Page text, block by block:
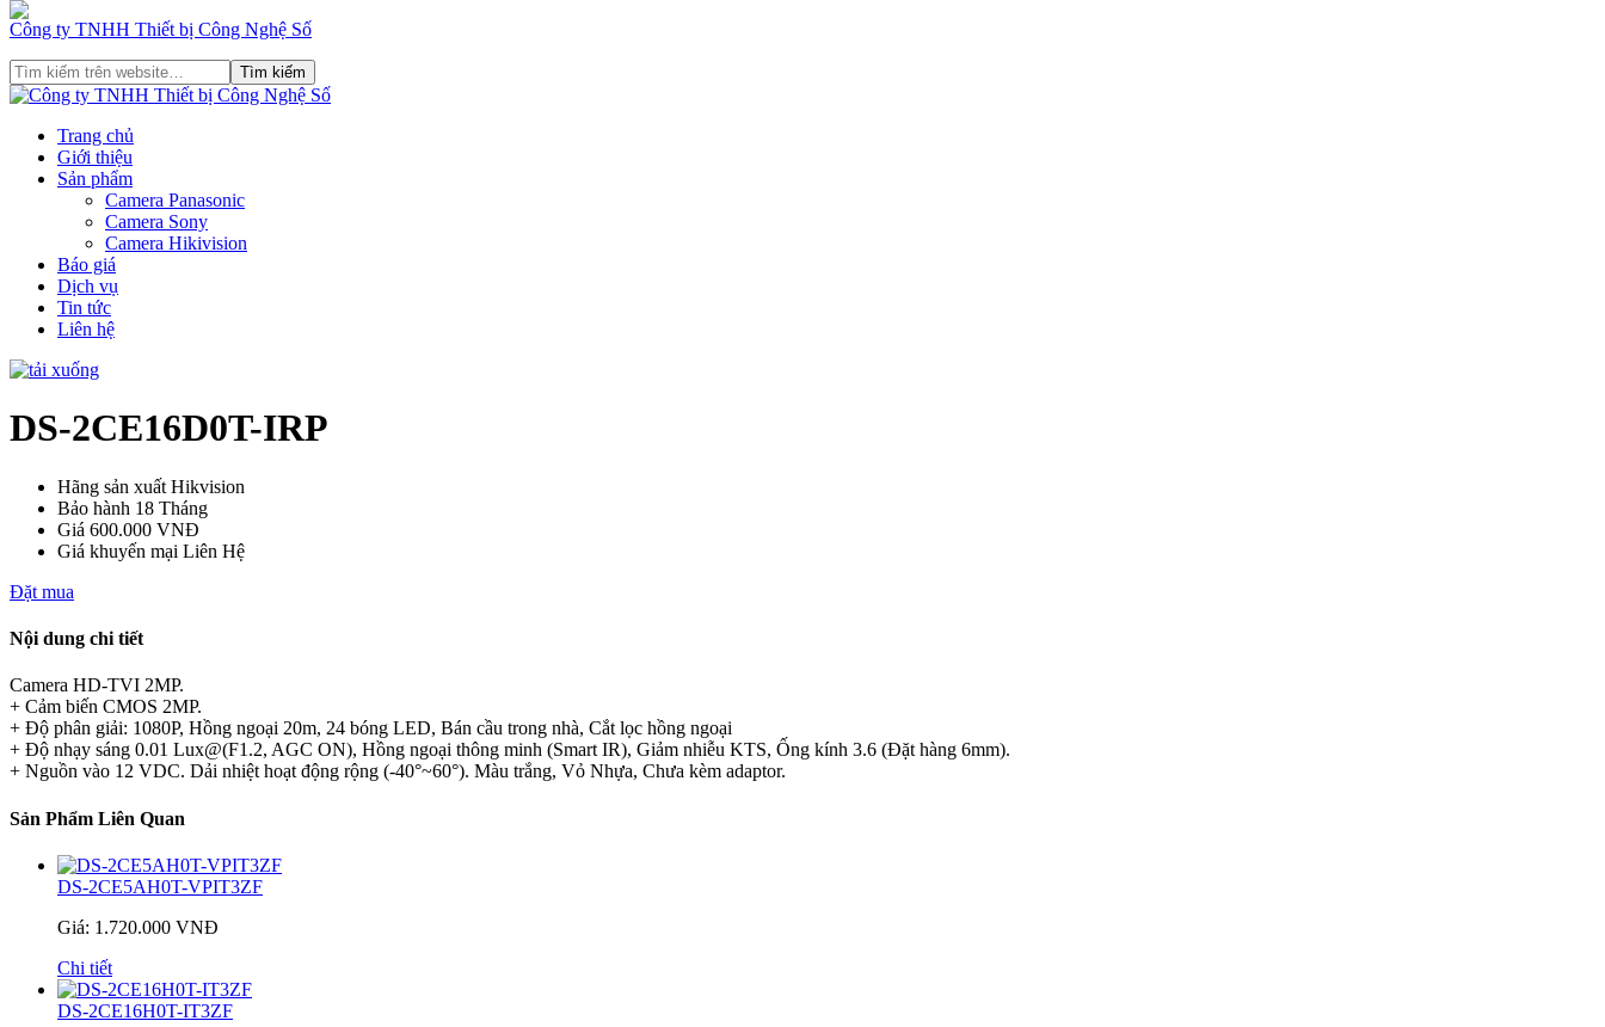
Công ty TNHH Thiết bị Công Nghệ Số
Trang chủ
Giới thiệu
Sản phẩm
Camera Panasonic
Camera Sony
Camera Hikivision
Báo giá
Dịch vụ
Tin tức
Liên hệ
DS-2CE16D0T-IRP
Hãng sản xuất Hikvision
Bảo hành 18 Tháng
Giá 600.000 VNĐ
Giá khuyến mại Liên Hệ
Đặt mua
Nội dung chi tiết
Camera HD-TVI 2MP.
+ Cảm biến CMOS 2MP.
+ Độ phân giải: 1080P, Hồng ngoại 20m, 24 bóng LED, Bán cầu trong nhà, Cắt lọc hồng ngoại
+ Độ nhạy sáng 0.01 Lux@(F1.2, AGC ON), Hồng ngoại thông minh (Smart IR), Giảm nhiễu KTS, Ống kính 3.6 (Đặt hàng 6mm).
+ Nguồn vào 12 VDC. Dải nhiệt hoạt động rộng (-40°~60°). Màu trắng, Vỏ Nhựa, Chưa kèm adaptor.
Sản Phẩm Liên Quan
DS-2CE5AH0T-VPIT3ZF
Giá: 1.720.000 VNĐ
Chi tiết
DS-2CE16H0T-IT3ZF